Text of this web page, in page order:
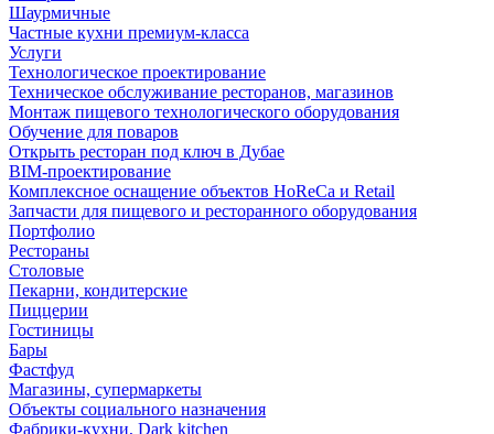
Шаурмичные
Частные кухни премиум-класса
Услуги
Технологическое проектирование
Техническое обслуживание ресторанов, магазинов
Монтаж пищевого технологического оборудования
Обучение для поваров
Открыть ресторан под ключ в Дубае
BIM-проектирование
Комплексное оснащение объектов HoReCa и Retail
Запчасти для пищевого и ресторанного оборудования
Портфолио
Рестораны
Столовые
Пекарни, кондитерские
Пиццерии
Гостиницы
Бары
Фастфуд
Магазины, супермаркеты
Объекты социального назначения
Фабрики-кухни, Dark kitchen